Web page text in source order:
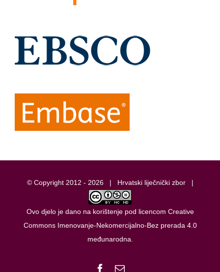
© Copyright 2012 - 2026 | Hrvatski liječnički zbor|
Ovo djelo je dano na korištenje pod licencom Creative
Commons Imenovanje-Nekomercijalno-Bez prerada 4.0
međunarodna
Facebook
Email: